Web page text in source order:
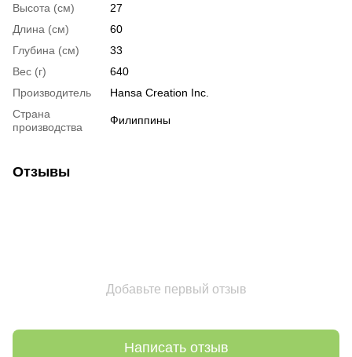
Высота (см)
27
Длина (см)
60
Глубина (см)
33
Вес (г)
640
Производитель
Hansa Creation Inc.
Страна
производства
Филиппины
Отзывы
Добавьте первый отзыв
Написать отзыв